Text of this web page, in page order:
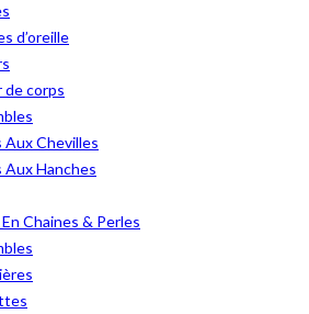
d’oreille
de corps
Aux Chevilles
Aux Hanches
Chaines & Perles